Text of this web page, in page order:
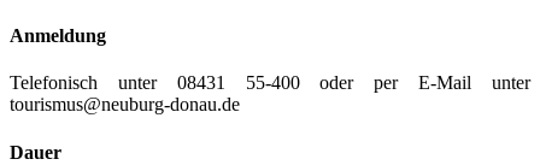
Anmeldung
Telefonisch unter 08431 55-400 oder per E-Mail unter
tourismus@neuburg-donau.de
Dauer